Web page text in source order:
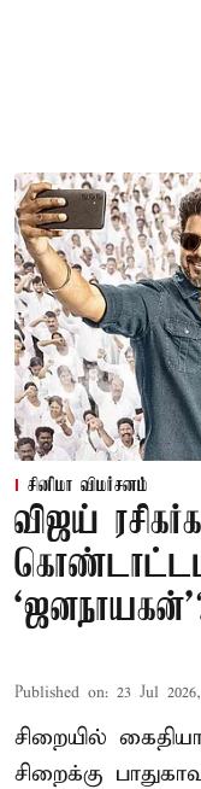
சினிமா விமர்சனம்
விஜய்
Published on: 23 Jul
சிறையில்
சிறைக்கு